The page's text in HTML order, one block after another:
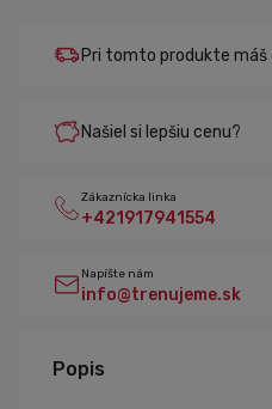
Pri tomto produkte máš
Našiel si lepšiu cenu?
Zákaznícka linka
+421917941554
Napíšte nám
info@trenujeme.sk
Popis